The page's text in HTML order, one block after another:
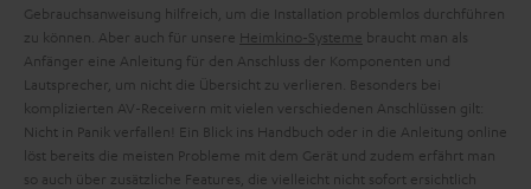
Gebrauchsanweisung hilfreich, um die Installation problemlos durchführen
zu können. Aber auch für unsere Heimkino-Systeme braucht man als
Anfänger eine Anleitung für den Anschluss der Komponenten und
Lautsprecher, um nicht die Übersicht zu verlieren. Besonders bei
komplizierten AV-Receivern mit vielen verschiedenen Anschlüssen gilt:
Nicht in Panik verfallen! Ein Blick ins Handbuch oder in die Anleitung online
löst bereits die meisten Probleme mit dem Gerät und zudem erfährt man
so auch über zusätzliche Features, die vielleicht nicht sofort ersichtlich